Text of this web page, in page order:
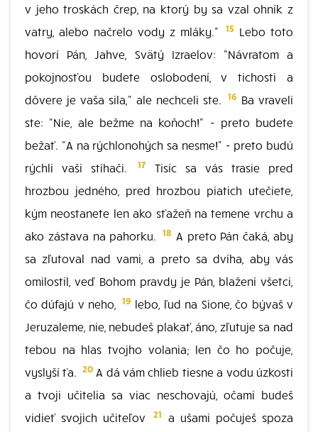
v jeho troskách črep, na ktorý by sa vzal ohník z
vatry, alebo načrelo vody z mláky."
15 Lebo toto
hovorí Pán, Jahve, Svätý Izraelov: "Návratom a
pokojnosťou budete oslobodení, v tichosti a
dôvere je vaša sila," ale nechceli ste. 16 Ba vraveli
ste: "Nie, ale bežme na koňoch!" - preto budete
bežať. "A na rýchlonohých sa nesme!" - preto budú
rýchli vaši stíhači.
17
Tisíc sa vás trasie pred
hrozbou jedného, pred hrozbou piatich utečiete,
kým neostanete len ako sťažeň na temene vrchu a
ako zástava na pahorku. 18 A preto Pán čaká, aby
sa zľutoval nad vami, a preto sa dvíha, aby vás
omilostil, veď Bohom pravdy je Pán, blažení všetci,
čo dúfajú v neho,
19 lebo, ľud na Sione, čo bývaš v
Jeruzaleme, nie, nebudeš plakať, áno, zľutuje sa nad
tebou na hlas tvojho volania; len čo ho počuje,
vyslyší ťa. 20A dá vám chlieb tiesne a vodu úzkosti
a tvoji učitelia sa viac neschovajú, očami budeš
vidieť svojich učiteľov
21 a ušami počuješ spoza